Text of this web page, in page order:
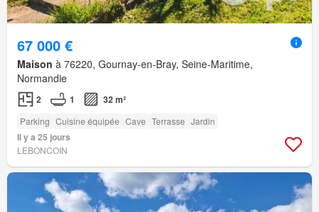
67 000 €
Maison à 76220, Gournay-en-Bray, Seine-Maritime,
Normandie
2 1 32 m²
Parking Cuisine équipée Cave Terrasse Jardin
Il y a 25 jours
LEBONCOIN